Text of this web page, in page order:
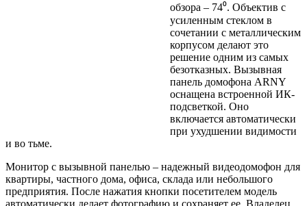
обзора – 74⁰. Объектив с
усиленным стеклом в
сочетании с металлическим
корпусом делают это
решение одним из самых
безотказных. Вызывная
панель домофона ARNY
оснащена встроенной ИК-
подсветкой. Оно
включается автоматически
при ухудшении видимости
и во тьме.
Монитор с вызывной панелью – надежный видеодомофон для
квартиры, частного дома, офиса, склада или небольшого
предприятия. После нажатия кнопки посетителем модель